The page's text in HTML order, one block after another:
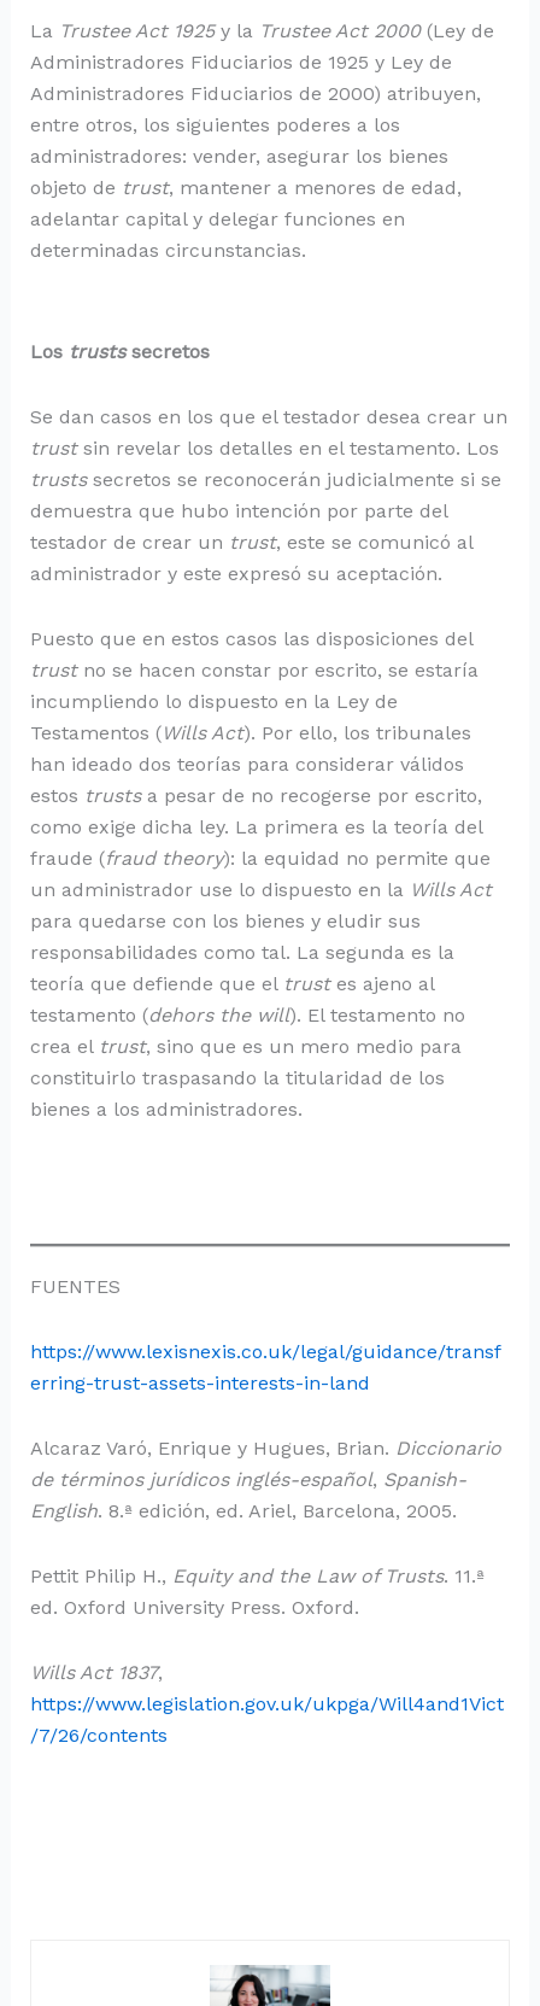
La Trustee Act 1925y la Trustee Act 2000(Ley de
Administradores Fiduciarios de 1925 y Ley de
Administradores Fiduciarios de 2000) atribuyen,
entre otros, los siguientes poderes a los
administradores: vender, asegurar los bienes
objeto de trust, mantener a menores de edad,
adelantar capital y delegar funciones en
determinadas circunstancias.
Los trustssecretos
Se dan casos en los que el testador desea crear un
trust sin revelar los detalles en el testamento. Los
trusts secretos se reconocerán judicialmente si se
demuestra que hubo intención por parte del
testador de crear un trust, este se comunicó al
administrador y este expresó su aceptación.
Puesto que en estos casos las disposiciones del
trust no se hacen constar por escrito, se estaría
incumpliendo lo dispuesto en la Ley de
Testamentos (Wills Act). Por ello, los tribunales
han ideado dos teorías para considerar válidos
estos trusts a pesar de no recogerse por escrito,
como exige dicha ley. La primera es la teoría del
fraude (fraud theory): la equidad no permite que
un administrador use lo dispuesto en la Wills Act
para quedarse con los bienes y eludir sus
responsabilidades como tal. La segunda es la
teoría que defiende que el trust es ajeno al
testamento (dehors the will). El testamento no
crea el trust, sino que es un mero medio para
constituirlo traspasando la titularidad de los
bienes a los administradores.
FUENTES
https://www.lexisnexis.co.uk/legal/guidance/transf
erring-trust-assets-interests-in-land
Alcaraz Varó, Enrique y Hugues, Brian. Diccionario
de términos jurídicos inglés-español, Spanish-
English. 8.ª edición, ed. Ariel, Barcelona, 2005.
Pettit Philip H., Equity and the Law of Trusts. 11.ª
ed. Oxford University Press. Oxford.
Wills Act 1837,
https://www.legislation.gov.uk/ukpga/Will4and1Vict
/7/26/contents